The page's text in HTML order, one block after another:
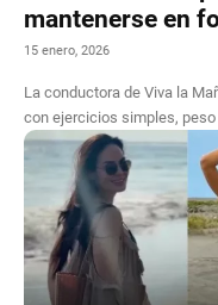
mantenerse en
15 enero, 2026
La conductora de Viva la
con ejercicios simples,